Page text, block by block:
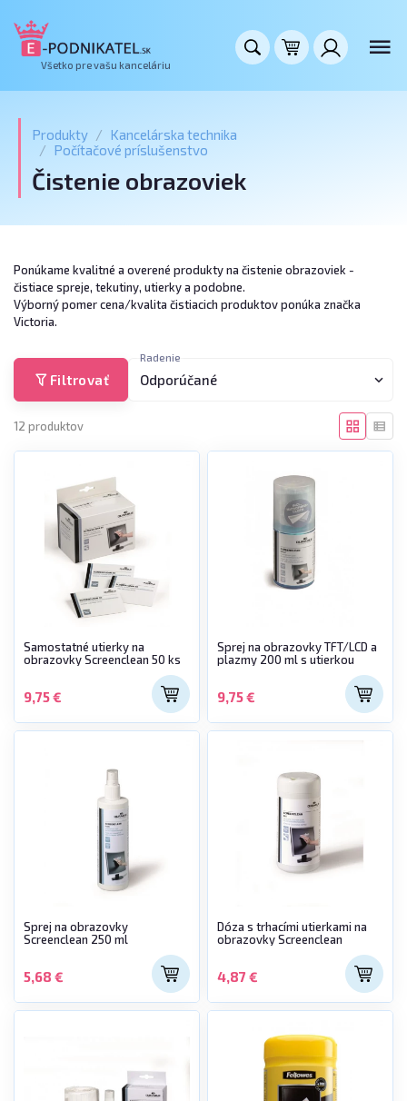
Všetko pre vašu kanceláriu
Produkty
Kancelárska technika
Počítačové príslušenstvo
Čistenie obrazoviek
Ponúkame kvalitné a overené produkty na čistenie obrazoviek -
čistiace spreje, tekutiny, utierky a podobne.
Výborný pomer cena/kvalita čistiacich produktov ponúka značka
Victoria.
Filtrovať Odporúčané
Radenie
12 produktov
Samostatné utierky na
obrazovky Screenclean 50 ks
9,75 €
Sprej na obrazovky TFT/LCD a
plazmy 200 ml s utierkou
9,75 €
Sprej na obrazovky
Screenclean 250 ml
5,68 €
Dóza s trhacími utierkami na
obrazovky Screenclean
4,87 €